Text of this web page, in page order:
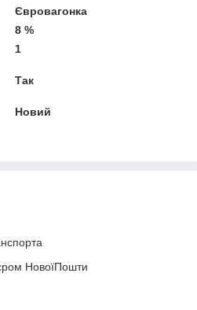
Євровагонка
8 %
1
Так
Новий
НовоїПошти